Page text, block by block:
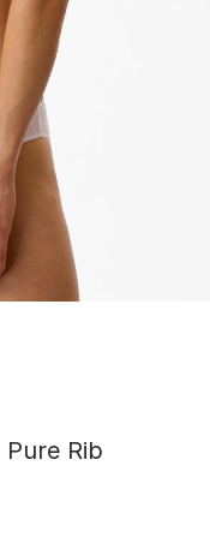
Rib